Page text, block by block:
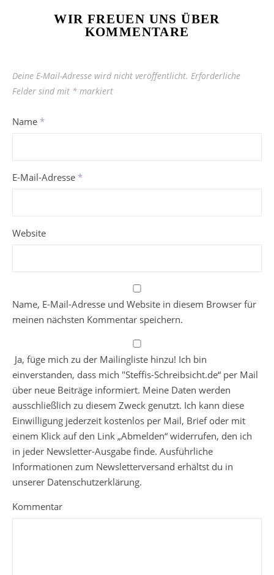
WIR FREUEN UNS ÜBER
KOMMENTARE
Deine E-Mail-Adresse wird nicht veröffentlicht. Erforderliche
Felder sind mit * markiert
Name *
E-Mail-Adresse *
Website
Name, E-Mail-Adresse und Website in diesem Browser für
meinen nächsten Kommentar speichern.
Ja, füge mich zu der Mailingliste hinzu! Ich bin
einverstanden, dass mich "Steffis-Schreibsicht.de“ per Mail
über neue Beiträge informiert. Meine Daten werden
ausschließlich zu diesem Zweck genutzt. Ich kann diese
Einwilligung jederzeit kostenlos per Mail, Brief oder mit
einem Klick auf den Link „Abmelden“ widerrufen, den ich
in jeder Newsletter-Ausgabe finde. Ausführliche
Informationen zum Newsletterversand erhältst du in
unserer Datenschutzerklärung.
Kommentar